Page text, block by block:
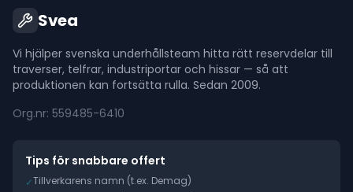
Svea
Vi hjälper svenska underhållsteam hitta rätt reservdelar till
traverser, telfrar, industriportar och hissar — så att
produktionen kan fortsätta rulla. Sedan 2009.
Org.nr: 559485-6410
Tips för snabbare offert
✓Tillverkarens namn (t.ex. Demag)